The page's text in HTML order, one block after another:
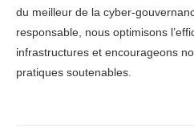
du meilleur de la cyber-
responsable, nous optimisons
infrastructures et encourageons
pratiques soutenables.